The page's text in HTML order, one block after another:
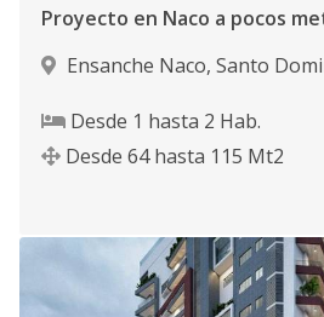
Proyecto en Naco a pocos
Ensanche Naco, Santo
Desde 1 hasta 2 Hab.
Desde 64 hasta 115 Mt2